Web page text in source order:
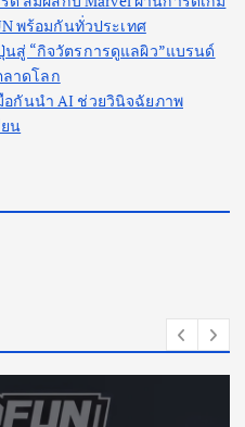
พร้อมกันทั่วประเทศ
“กิจวัตรการดูแลผิว”แบรนด์
ลาดโลก
อกันนำ AI ช่วยวินิจฉัยภาพ
น